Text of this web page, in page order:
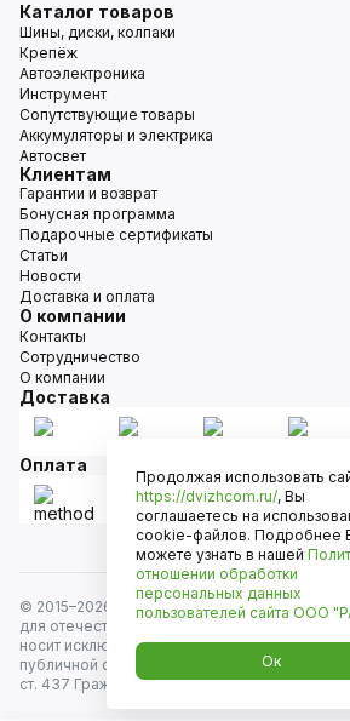
Каталог товаров
Шины, диски, колпаки
Крепёж
Автоэлектроника
Инструмент
Сопутствующие товары
Аккумуляторы и электрика
Автосвет
Клиентам
Гарантии и возврат
Бонусная программа
Подарочные сертификаты
Статьи
Новости
Доставка и оплата
О компании
Контакты
Сотрудничество
О компании
Доставка
Оплата
© 2015–2026
Движком — сеть магазинов
для отечественных автомобилей и
носит исключительно информационный
публичной офертой, определяемой
ст. 437 Гражданского кодекса РФ. Все
Продолжая использовать
https://dvizhcom.ru/, Вы
соглашаетесь на
cookie-файлов. Подробнее
можете узнать в нашей
отношении обработки
персональных данных
пользователей сайта ООО
Ок